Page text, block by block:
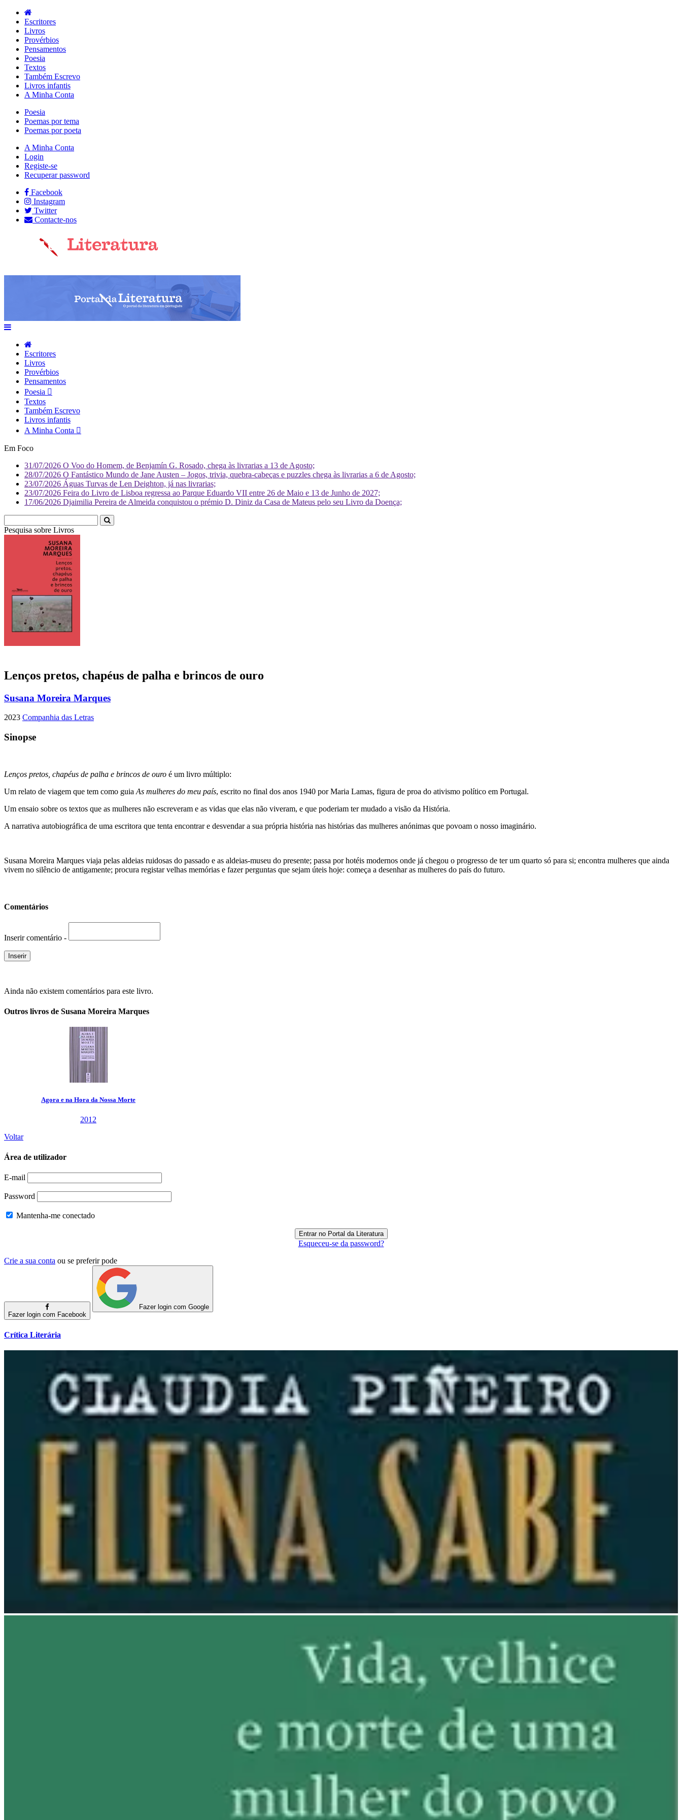
Escritores
Livros
Provérbios
Pensamentos
Poesia
Textos
Também Escrevo
Livros infantis
A Minha Conta
Poesia
Poemas por tema
Poemas por poeta
A Minha Conta
Login
Registe-se
Recuperar password
Facebook
Instagram
Twitter
Contacte-nos
Escritores
Livros
Provérbios
Pensamentos
Poesia
Textos
Também Escrevo
Livros infantis
A Minha Conta
Em Foco
31/07/2026 O Voo do Homem, de Benjamín G. Rosado, chega às livrarias a 13 de Agosto;
28/07/2026 O Fantástico Mundo de Jane Austen – Jogos, trivia, quebra-cabeças e puzzles chega às livrarias a 6 de Agosto;
23/07/2026 Águas Turvas de Len Deighton, já nas livrarias;
23/07/2026 Feira do Livro de Lisboa regressa ao Parque Eduardo VII entre 26 de Maio e 13 de Junho de 2027;
17/06/2026 Djaimilia Pereira de Almeida conquistou o prémio D. Diniz da Casa de Mateus pelo seu Livro da Doença;
Pesquisa sobre Li
Lenços pretos, chapéus de palha e brincos de ouro
Susana Moreira Marques
2023 Companhia das Letras
Sinopse
Lenços pretos, chapéus de palha e brincos de ouro é um livro múltiplo:
Um relato de viagem que tem como guia As mulheres do meu país, escrito no final dos anos 1940 por Maria Lamas, figura de proa do ativismo político em Portugal.
Um ensaio sobre os textos que as mulheres não escreveram e as vidas que elas não viveram, e que poderiam ter mudado a visão da História.
A narrativa autobiográfica de uma escritora que tenta encontrar e desvendar a sua própria história nas histórias das mulheres anónimas que povoam o nosso imaginário.
Susana Moreira Marques viaja pelas aldeias ruidosas do passado e as aldeias-museu do presente; passa por hotéis modernos onde já chegou o progresso de ter um quarto só para si; encontra mulheres que ainda
vivem no silêncio de antigamente; procura registar velhas memórias e fazer perguntas que sejam úteis hoje: começa a desenhar as mulheres do país do futuro.
Comentários
Inserir comentário -
Ainda não existem comentários para este livro.
Outros livros de Susana Moreira Marques
Agora e na Hora da Nossa Morte
2012
Voltar
Área de utilizador
E-mail
Password
Mantenha-me conectado
Esqueceu-se da password?
Crie a sua conta ou se preferir pode
Fazer login com Facebook
Fazer login com Google
Crítica Literária